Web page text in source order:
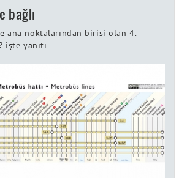
bağlı
ana noktalarından birisi olan 4.
işte yanıtı